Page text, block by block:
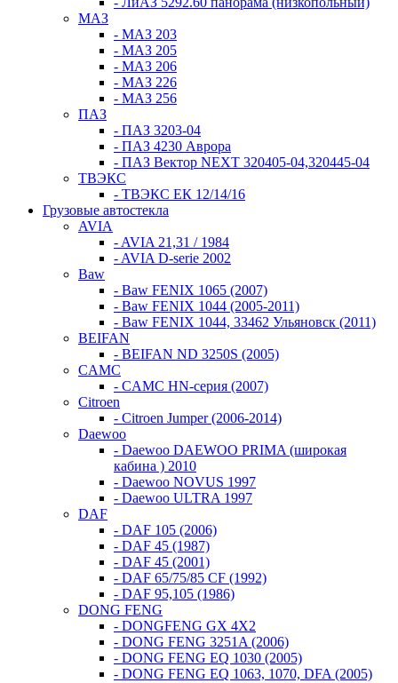
МАЗ
- МАЗ 203
- МАЗ 205
- МАЗ 206
- МАЗ 226
- МАЗ 256
ПАЗ
- ПАЗ 3203-04
- ПАЗ 4230 Аврора
- ПАЗ Вектор NEXT 320405-04,320445-04
ТВЭКС
- ТВЭКС ЕК 12/14/16
Грузовые автостекла
AVIA
- AVIA 21,31 / 1984
- AVIA D-serie 2002
Baw
- Baw FENIX 1065 (2007)
- Baw FENIX 1044 (2005-2011)
- Baw FENIX 1044, 33462 Ульяновск (2011)
BEIFAN
- BEIFAN ND 3250S (2005)
CAMC
- CAMC HN-серия (2007)
Citroen
- Citroen Jumper (2006-2014)
Daewoo
- Daewoo DAEWOO PRIMA (широкая
кабина ) 2010
- Daewoo NOVUS 1997
- Daewoo ULTRA 1997
DAF
- DAF 105 (2006)
- DAF 45 (1987)
- DAF 45 (2001)
- DAF 65/75/85 CF (1992)
- DAF 95,105 (1986)
DONG FENG
- DONGFENG GX 4X2
- DONG FENG 3251A (2006)
- DONG FENG EQ 1030 (2005)
- DONG FENG EQ 1063, 1070, DFA (2005)